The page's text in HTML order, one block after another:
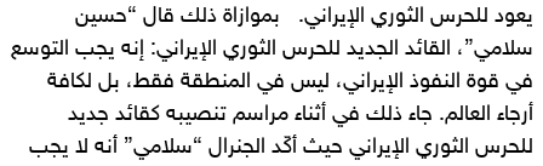
يعود للحرس الثوري الإيراني. بموازاة ذلك قال “حسين
سلامي”، القائد الجديد للحرس الثوري الإيراني: إنه يجب التوسع
في قوة النفوذ الإيراني، ليس في المنطقة فقط، بل لكافة
أرجاء العالم. جاء ذلك في أثناء مراسم تنصيبه كقائد جديد
للحرس الثوري الإيراني حيث أكّد الجنرال “سلامي” أنه لا يجب